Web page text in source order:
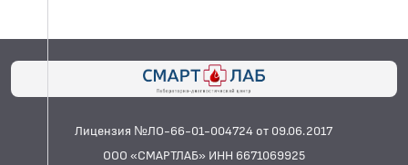
Лицензия №ЛО-66-01-004724 от 09.06.2017
ООО «СМАРТЛАБ» ИНН 6671069925